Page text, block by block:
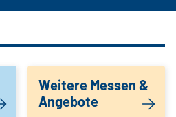
Weitere Messen &
Angebote